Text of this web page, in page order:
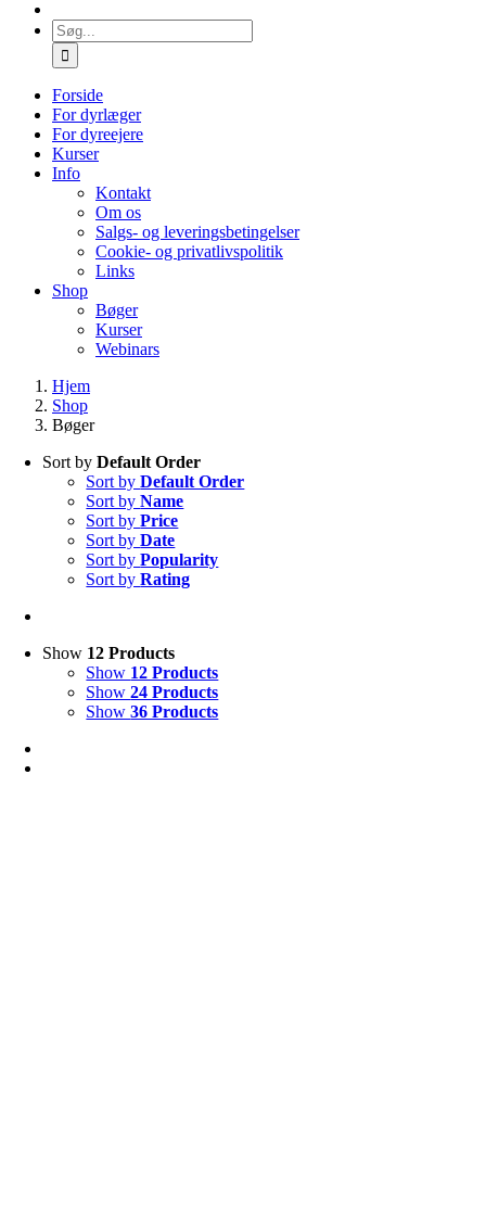
Søg
efter:
Forside
For dyrlæger
For dyreejere
Kurser
Info
Kontakt
Om os
Salgs- og leveringsbetingelser
Cookie- og privatlivspolitik
Links
Shop
Bøger
Kurser
Webinars
Hjem
Shop
Bøger
Sort byDefault Order
Sort byDefault Order
Sort byName
Sort byPrice
Sort byDate
Sort byPopularity
Sort byRating
Show 12 Products
Show 12 Products
Show24 Products
Show36 Products